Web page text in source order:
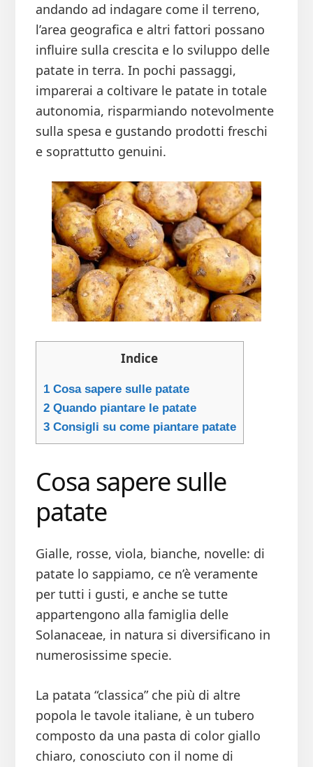
andando ad indagare come il terreno,
l’area geografica e altri fattori possano
influire sulla crescita e lo sviluppo delle
patate in terra. In pochi passaggi,
imparerai a coltivare le patate in totale
autonomia, risparmiando notevolmente
sulla spesa e gustando prodotti freschi
e soprattutto genuini.
Indice
1Cosa sapere sulle patate
2Quando piantare le patate
3Consigli su come piantare patate
Cosa sapere sulle
patate
Gialle, rosse, viola, bianche, novelle: di
patate lo sappiamo, ce n’è veramente
per tutti i gusti, e anche se tutte
appartengono alla famiglia delle
Solanaceae, in natura si diversificano in
numerosissime specie.
La patata “classica” che più di altre
popola le tavole italiane, è un tubero
composto da una pasta di color giallo
chiaro, conosciuto con il nome di